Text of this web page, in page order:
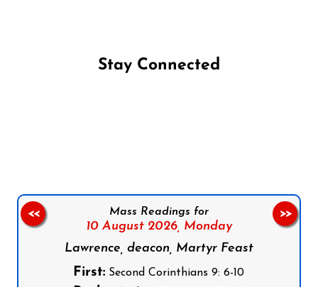
Stay Connected
Mass Readings for
10 August 2026, Monday
Lawrence, deacon, Martyr Feast
First: Second Corinthians 9: 6-10
<< >>